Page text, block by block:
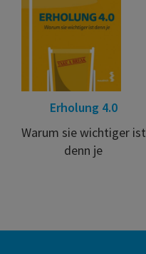
Erholung 4.0
Warum sie wichtiger ist
denn je